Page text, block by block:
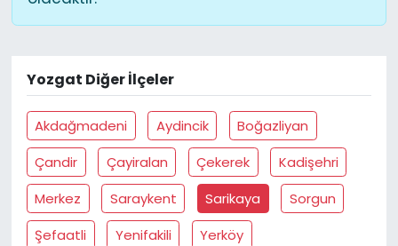
Yozgat Diğer İlçeler
Akdağmadeni Aydincik
Boğazliyan
Çandir
Çayiralan Çekerek
Kadişehri
Merkez
Saraykent Sarikaya
Sorgun
Şefaatli
Yenifakili Yerköy